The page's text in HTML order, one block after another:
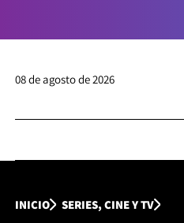
08 de agosto de 2026
INICIO SERIES, CINE Y TV